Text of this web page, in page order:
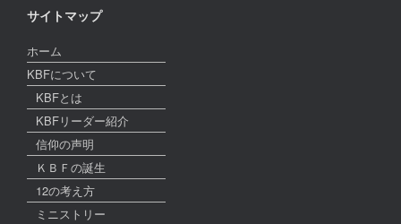
サイトマップ
ホーム
KBFについて
KBFとは
KBFリーダー紹介
信仰の声明
ＫＢＦの誕生
12の考え方
ミニストリー